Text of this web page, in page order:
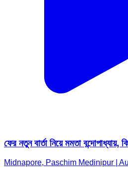
ফের নতুন বার্তা নিয়ে মমতা
Midnapore, Paschim Medinipur |